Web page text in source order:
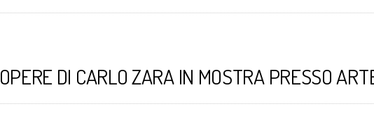
OPERE DI CARLO ZARA IN MOSTRA PRESSO